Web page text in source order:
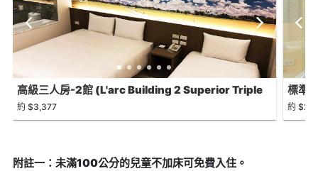
高級三人房-2館 (L'arc Building 2 Superior Triple
Room)
約 $3,377
標準
約
附註一：未滿100公分的兒童不加床可免費入住。